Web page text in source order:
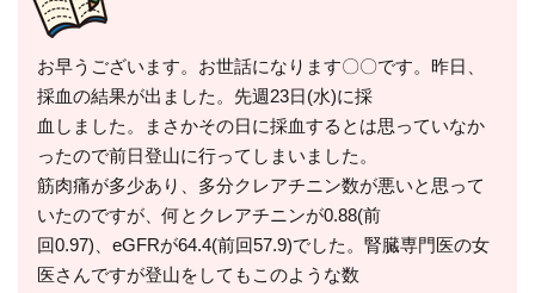
お早うございます。お世話になります〇〇です。昨日、
採血の結果が出ました。先週23日(水)に採
血しました。まさかその日に採血するとは思っていなか
ったので前日登山に行ってしまいました。
筋肉痛が多少あり、多分クレアチニン数が悪いと思って
いたのですが、何とクレアチニンが0.88(前
回0.97)、eGFRが64.4(前回57.9)でした。腎臓専門医の女
医さんですが登山をしてもこのような数